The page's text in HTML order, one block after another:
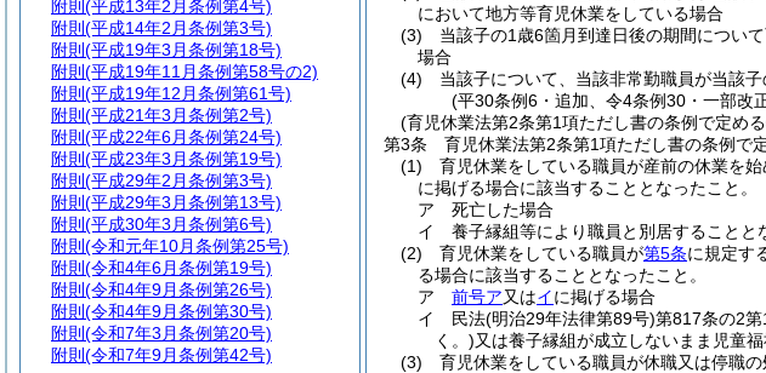
において地方等育児休業をしている場合
(3)
当該子の1歳6箇月到達日後の期間につい
場合
(4)
当該子について、当該非常勤職員が当該
(平30条例6・追加、令4条例30・一部改
(育児休業法第2条第1項ただし書の条例で定め
第3条
育児休業法第2条第1項ただし書の条例で
(1)
育児休業をしている職員が産前の休業を
に掲げる場合に該当することとなったこと。
ア
死亡した場合
イ
養子縁組等により職員と別居することと
(2)
育児休業をしている職員が第5条に規定す
る場合に該当することとなったこと。
ア
前号ア又はイに掲げる場合
イ
民法(明治29年法律第89号)第817条の2
く。)又は養子縁組が成立しないまま児童
(3)
育児休業をしている職員が休職又は停職
附則 (平成13年2月条例第4号)
附則 (平成14年2月条例第3号)
附則 (平成19年3月条例第18号)
附則 (平成19年11月条例第58号の2)
附則 (平成19年12月条例第61号)
附則 (平成21年3月条例第2号)
附則 (平成22年6月条例第24号)
附則 (平成23年3月条例第19号)
附則 (平成29年2月条例第3号)
附則 (平成29年3月条例第13号)
附則 (平成30年3月条例第6号)
附則 (令和元年10月条例第25号)
附則 (令和4年6月条例第19号)
附則 (令和4年9月条例第26号)
附則 (令和4年9月条例第30号)
附則 (令和7年3月条例第20号)
附則 (令和7年9月条例第42号)